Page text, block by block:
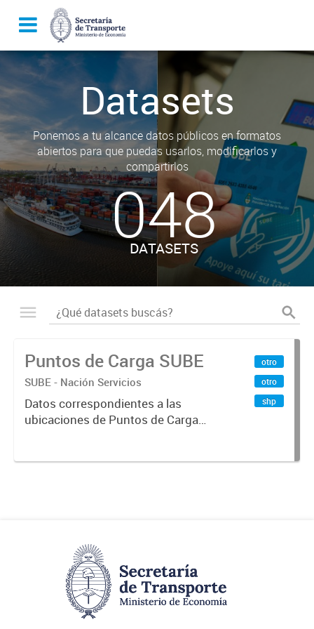
Datasets
Ponemos a tu alcance datos públicos en formatos
abiertos para que puedas usarlos, modificarlos y
compartirlos
048
DATASETS
Puntos de Carga SUBE
SUBE - Nación Servicios
Datos correspondientes a las
ubicaciones de Puntos de Carga
otro
otro
shp